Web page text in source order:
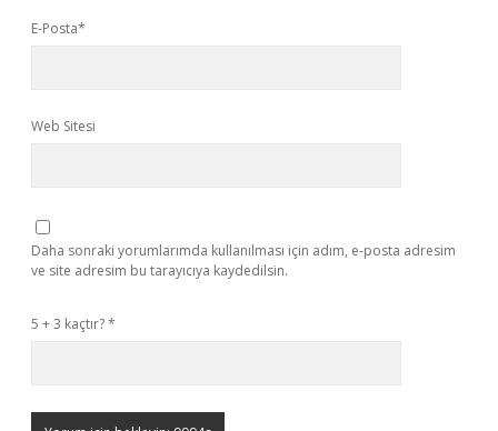
E-Posta*
Web Sitesi
Daha sonraki yorumlarımda kullanılması için adım, e-posta adresim
ve site adresim bu tarayıcıya kaydedilsin.
5 + 3 kaçtır?*